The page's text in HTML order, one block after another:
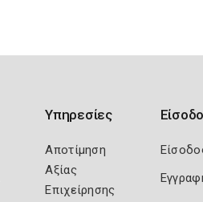
Υπηρεσίες
Αποτίμηση
Αξίας
Επιχείρησης